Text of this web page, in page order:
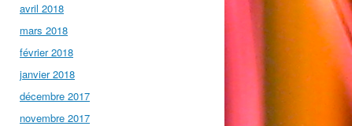
avril 2018
mars 2018
février 2018
janvier 2018
décembre 2017
novembre 2017